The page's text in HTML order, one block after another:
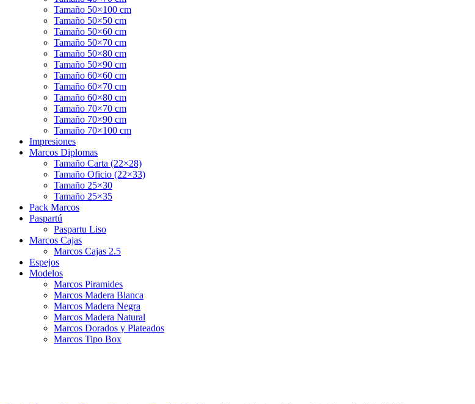
Tamaño 50×100 cm
Tamaño 50×50 cm
Tamaño 50×60 cm
Tamaño 50×70 cm
Tamaño 50×80 cm
Tamaño 50×90 cm
Tamaño 60×60 cm
Tamaño 60×70 cm
Tamaño 60×80 cm
Tamaño 70×70 cm
Tamaño 70×90 cm
Tamaño 70×100 cm
Impresiones
Marcos Diplomas
Tamaño Carta (22×28)
Tamaño Oficio (22×33)
Tamaño 25×30
Tamaño 25×35
Pack Marcos
Paspartú
Paspartu Liso
Marcos Cajas
Marcos Cajas 2.5
Espejos
Modelos
Marcos Piramides
Marcos Madera Blanca
Marcos Madera Negra
Marcos Madera Natural
Marcos Dorados y Plateados
Marcos Tipo Box